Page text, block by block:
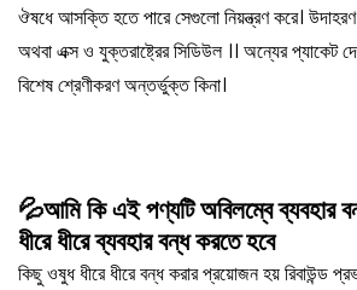
ঔষধে আসক্তি হতে পারে সেগুলো নিয়ন্ত্রণ করে।
অথবা এক্স ও যুক্তরাষ্ট্রের সিডিউল ।। অন্যের প্যাকেট
বিশেষ শ্রেণীকরণ অন্তর্ভুক্ত কিনা।
💦আমি কি এই পণ্যটি অবিলম্বে ব্যবহার
ধীরে ধীরে ব্যবহার বন্ধ করতে হবে
কিছু ওষুধ ধীরে ধীরে বন্ধ করার প্রয়োজন হয় রিবাউন্ড